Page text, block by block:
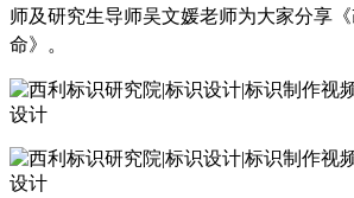
师及研究生导师吴文媛老师为大家分享《
命》。